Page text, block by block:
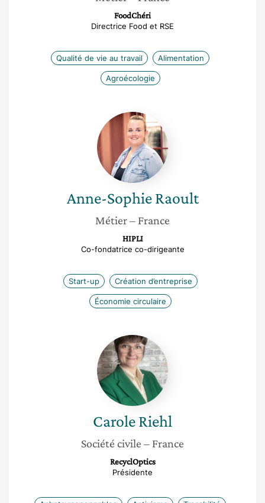
FoodChéri
Directrice Food et RSE
Qualité de vie au travail Alimentation
Agroécologie
Anne-
Sophie
Raoult
Anne-Sophie Raoult
Métier– France
HIPLI
Co-fondatrice co-dirigeante
Start-up Création d’entreprise
Économie circulaire
Carole
Riehl
CaroleRiehl
Société civile – France
RecyclOptics
Présidente